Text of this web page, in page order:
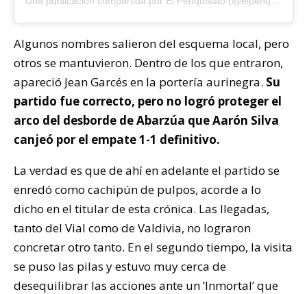
Algunos nombres salieron del esquema local, pero
otros se mantuvieron. Dentro de los que entraron,
apareció Jean Garcés en la portería aurinegra. Su
partido fue correcto, pero no logró proteger el
arco del desborde de Abarzúa que Aarón Silva
canjeó por el empate 1-1 definitivo.
La verdad es que de ahí en adelante el partido se
enredó como cachipún de pulpos, acorde a lo
dicho en el titular de esta crónica. Las llegadas,
tanto del Vial como de Valdivia, no lograron
concretar otro tanto. En el segundo tiempo, la visita
se puso las pilas y estuvo muy cerca de
desequilibrar las acciones ante un ‘Inmortal’ que